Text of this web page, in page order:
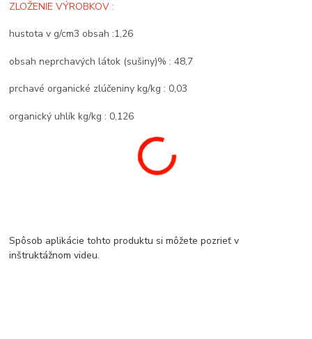
ZLOŽENIE VÝROBKOV :
hustota v g/cm3 obsah :1,26
obsah neprchavých látok (sušiny)% : 48,7
prchavé organické zlúčeniny kg/kg : 0,03
organický uhlík kg/kg : 0,126
Spôsob aplikácie tohto produktu si môžete pozrieť v
inštruktážnom videu.